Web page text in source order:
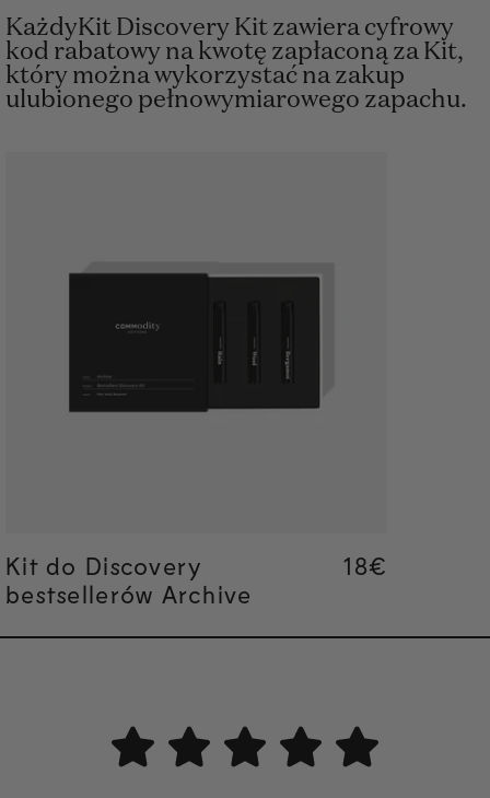
KażdyKit Discovery Kit zawiera cyfrowy
kod rabatowy na kwotę zapłaconą za Kit,
który można wykorzystać na zakup
ulubionego pełnowymiarowego zapachu.
Kit do Discovery
bestsellerów Archive
Regular
18€